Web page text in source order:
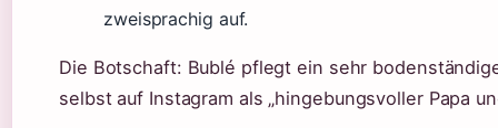
zweisprachig auf.
Die Botschaft: Bublé pflegt ein sehr
selbst auf Instagram als „hingebungsvoller Papa